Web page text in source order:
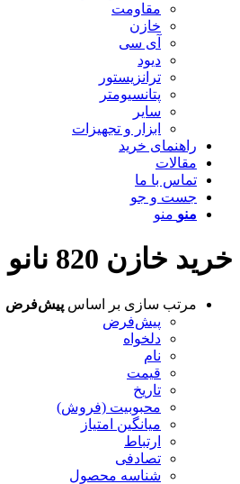
مقاومت
خازن
آی سی
دیود
ترانزیستور
پتانسیومتر
سایر
ابزار و تجهیزات
راهنمای خرید
مقالات
تماس با ما
جست و جو
منو منو
خرید خازن 820 نانو
مرتب سازی بر اساس پیش‌فرض
پیش‌فرض
دلخواه
نام
قیمت
تاریخ
محبوبیت (فروش)
میانگین امتیاز
ارتباط
تصادفی
شناسه محصول